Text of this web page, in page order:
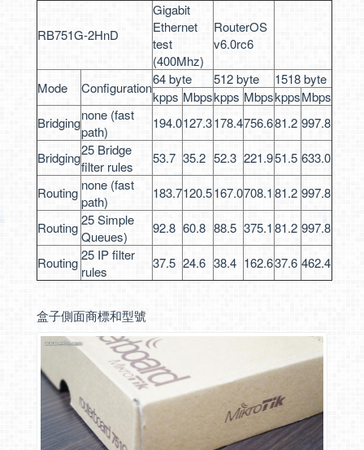
RB751G-2HnD
Gigabit
Ethernet
test
(400Mhz)
RouterOS
v6.0rc6
Mode Configuration
64 byte 512 byte
1518 byte
kpps Mbpskpps MbpskppsMbps
Bridgingnone (fast
path)
194.0127.3178.4756.681.2 997.8
Bridging25 Bridge
filter rules
53.7 35.2 52.3 221.951.5 633.0
Routing none (fast
path)
183.7120.5167.0708.181.2 997.8
Routing25 Simple
Queues)
92.8 60.8 88.5 375.181.2 997.8
Routing25 IP filter
rules
37.5 24.6 38.4 162.637.6 462.4
盒子側面商標和型號